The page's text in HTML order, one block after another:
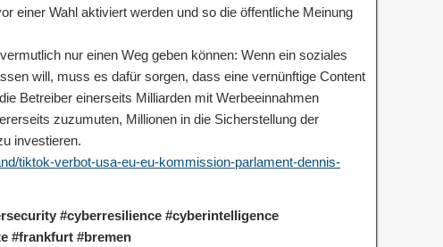
einer Wahl aktiviert werden und so die öffentliche Meinung
nur einen Weg geben können: Wenn ein soziales
will, muss es dafür sorgen, dass eine vernünftige Content
Betreiber einerseits Milliarden mit Werbeeinnahmen
zuzumuten, Millionen in die Sicherstellung der
investieren.
tiktok-verbot-usa-eu-eu-kommission-parlament-dennis-
#cyberresilience #cyberintelligence
#frankfurt #bremen